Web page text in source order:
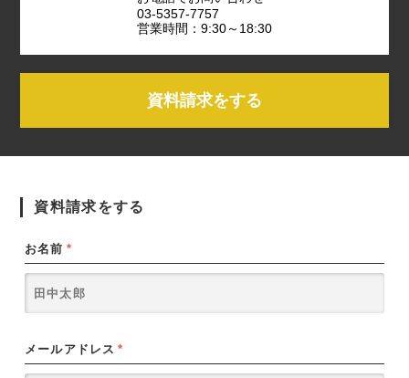
03-5357-7757
営業時間：9:30～18:30
資料請求をする
資料請求をする
お名前 *
メールアドレス *